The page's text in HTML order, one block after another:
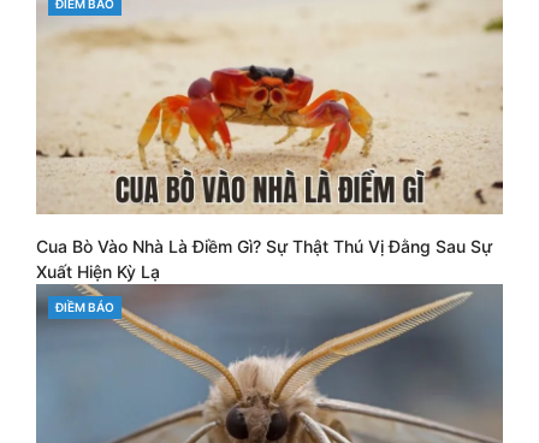
ĐIỀM BÁO
Cua Bò Vào Nhà Là Điềm Gì? Sự Thật Thú Vị Đằng Sau Sự
Xuất Hiện Kỳ Lạ
CATEGORIES
ĐIỀM BÁO